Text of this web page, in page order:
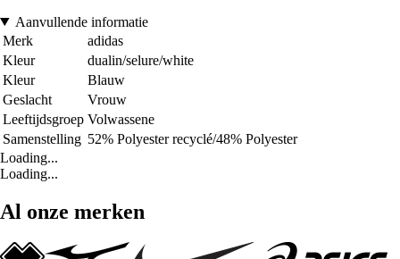
Aanvullende informatie
Merk
adidas
Kleur
dualin/selure/white
Kleur
Blauw
Geslacht
Vrouw
Leeftijdsgroep Volwassene
Samenstelling 52% Polyester recyclé/48% Polyester
Loading...
Loading...
Al onze merken